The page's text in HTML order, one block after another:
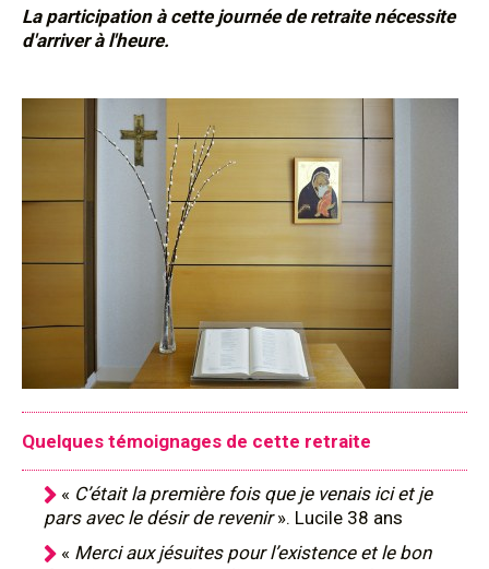
La participation à cette journée de retraite nécessite
d'arriver à l'heure.
Quelques témoignages de cette retraite
« C’était la première fois que je venais ici et je
pars avec le désir de revenir». Lucile 38 ans
« Merci aux jésuites pour l’existence et le bon